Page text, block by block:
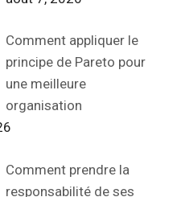
Comment appliquer le
principe de Pareto pour
une meilleure
organisation
Comment prendre la
responsabilité de ses